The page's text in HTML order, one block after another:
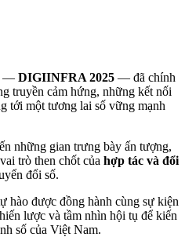
— DIGIINFRA 2025 — đã chính
truyền cảm hứng, những kết nối
tới một tương lai số vững mạnh
những gian trưng bày ấn tượng,
trò then chốt của hợp tác và đổi
đổi số.
hào được đồng hành cùng sự kiện
lược và tầm nhìn hội tụ để kiến
số của Việt Nam.